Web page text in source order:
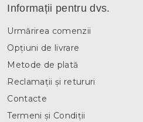
Informații pentru dvs.
Urmărirea comenzii
Opțiuni de livrare
Metode de plată
Reclamații și retururi
Contacte
Termeni și Condiții